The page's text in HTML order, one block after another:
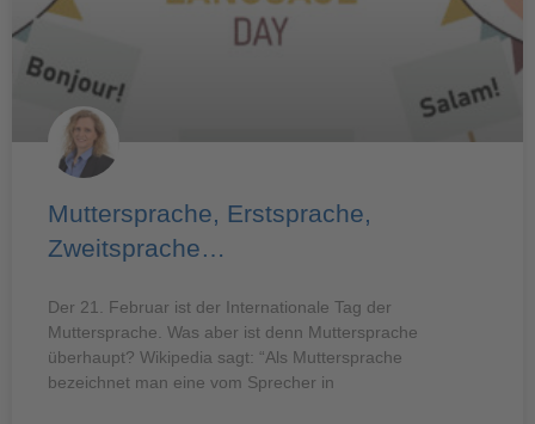
Muttersprache, Erstsprache,
Zweitsprache…
Der 21. Februar ist der Internationale Tag der
Muttersprache. Was aber ist denn Muttersprache
überhaupt? Wikipedia sagt: “Als Muttersprache
bezeichnet man eine vom Sprecher in